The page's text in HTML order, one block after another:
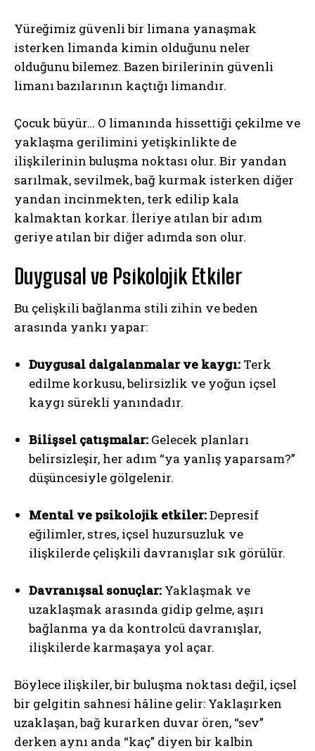
Yüreğimiz güvenli bir limana yanaşmak
isterken limanda kimin olduğunu neler
olduğunu bilemez. Bazen birilerinin güvenli
limanı bazılarının kaçtığı limandır.
Çocuk büyür… O limanında hissettiği çekilme ve
yaklaşma gerilimini yetişkinlikte de
ilişkilerinin buluşma noktası olur. Bir yandan
sarılmak, sevilmek, bağ kurmak isterken diğer
yandan incinmekten, terk edilip kala
kalmaktan korkar. İleriye atılan bir adım
geriye atılan bir diğer adımda son olur.
Duygusal ve Psikolojik Etkiler
Bu çelişkili bağlanma stili zihin ve beden
arasında yankı yapar:
Duygusal dalgalanmalar ve kaygı: Terk
edilme korkusu, belirsizlik ve yoğun içsel
kaygı sürekli yanındadır.
Bilişsel çatışmalar: Gelecek planları
belirsizleşir, her adım “ya yanlış yaparsam?”
düşüncesiyle gölgelenir.
Mental ve psikolojik etkiler:Depresif
eğilimler, stres, içsel huzursuzluk ve
ilişkilerde çelişkili davranışlar sık görülür.
Davranışsal sonuçlar: Yaklaşmak ve
uzaklaşmak arasında gidip gelme, aşırı
bağlanma ya da kontrolcü davranışlar,
ilişkilerde karmaşaya yol açar.
Böylece ilişkiler, bir buluşma noktası değil, içsel
bir gelgitin sahnesi hâline gelir: Yaklaşırken
uzaklaşan, bağ kurarken duvar ören, “sev”
derken aynı anda “kaç” diyen bir kalbin